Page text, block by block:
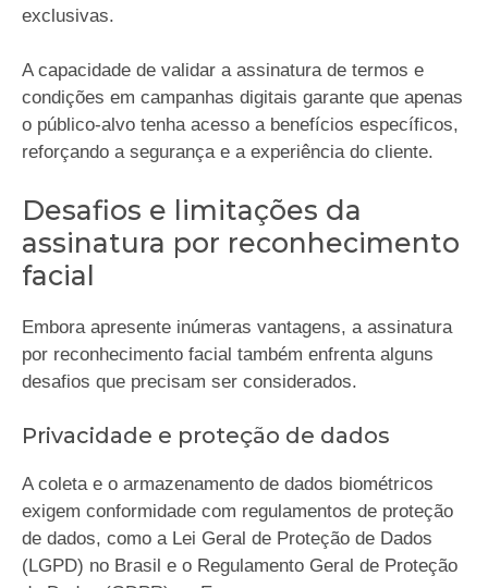
exclusivas.
A capacidade de validar a assinatura de termos e
condições em campanhas digitais garante que apenas
o público-alvo tenha acesso a benefícios específicos,
reforçando a segurança e a experiência do cliente.
Desafios e limitações da
assinatura por reconhecimento
facial
Embora apresente inúmeras vantagens, a assinatura
por reconhecimento facial também enfrenta alguns
desafios que precisam ser considerados.
Privacidade e proteção de dados
A coleta e o armazenamento de dados biométricos
exigem conformidade com regulamentos de proteção
de dados, como a Lei Geral de Proteção de Dados
(LGPD) no Brasil e o Regulamento Geral de Proteção